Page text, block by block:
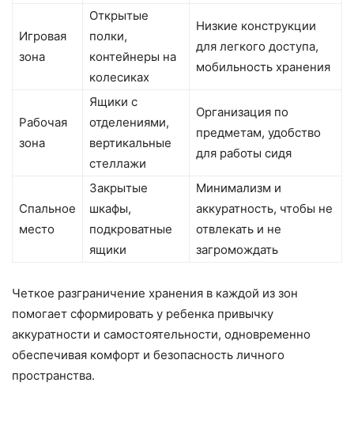
Игровая
зона
Открытые
полки,
контейнеры на
колесиках
Низкие конструкции
для легкого доступа,
мобильность хранения
Рабочая
зона
Ящики с
отделениями,
вертикальные
стеллажи
Организация по
предметам, удобство
для работы сидя
Спальное
место
Закрытые
шкафы,
подкроватные
ящики
Минимализм и
аккуратность, чтобы не
отвлекать и не
загромождать
Четкое разграничение хранения в каждой из зон
помогает сформировать у ребенка привычку
аккуратности и самостоятельности, одновременно
обеспечивая комфорт и безопасность личного
пространства.